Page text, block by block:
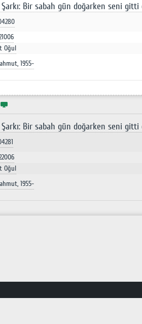
Şarkı: Bir sabah gün doğarken seni gitti
Oğul
1955-
Şarkı: Bir sabah gün doğarken seni gitti
Oğul
1955-